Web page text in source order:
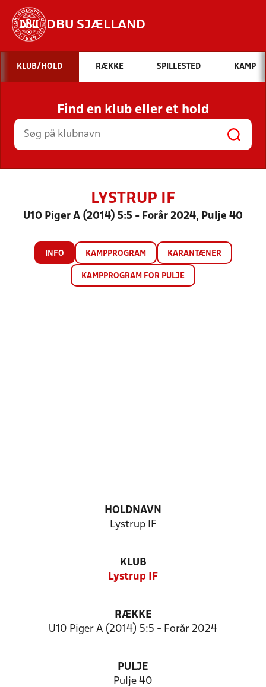
DBU SJÆLLAND
Hvad vil du søge efter?
INDHOLD OG NYHEDER
STILLINGER, RESULTATER, KLUBBER OG
HOLD
KLUB/HOLD RÆKKE SPILLESTED KAMP
Find en klub eller et hold
LYSTRUP IF
U10 Piger A (2014) 5:5 - Forår 2024, Pulje 40
INFO KAMPPROGRAM KARANTÆNER
KAMPPROGRAM FOR PULJE
HOLDNAVN
Lystrup IF
KLUB
Lystrup IF
RÆKKE
U10 Piger A (2014) 5:5 - Forår 2024
PULJE
Pulje 40